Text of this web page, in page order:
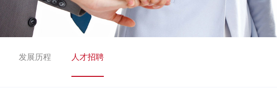
发展历程 人才招聘